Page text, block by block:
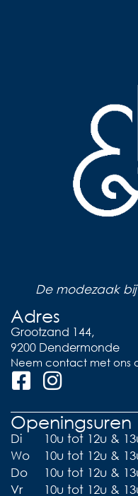
De modezaak
Adres
Grootzand 144,
9200 Dendermonde
Neem contact met ons
Openingsuren
Di
10u tot 12u &
Wo
10u tot 12u &
Do
10u tot 12u &
Vr
10u tot 12u &